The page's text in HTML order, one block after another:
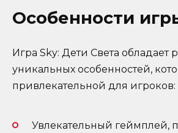
Особенности
Игра Sky: Дети Света обладает
уникальных особенностей,
привлекательной для игроков:
Увлекательный геймплей,